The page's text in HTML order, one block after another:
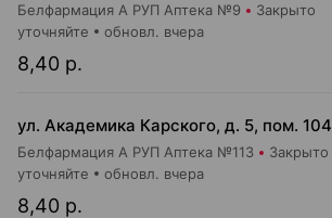
Белфармация А РУП Аптека №9 Закрыто
8,40 р.
уточняйте обновл. вчера
ул. Академика Карского, д. 5, пом. 104
Белфармация А РУП Аптека №113 Закрыто
8,40 р.
уточняйте обновл. вчера